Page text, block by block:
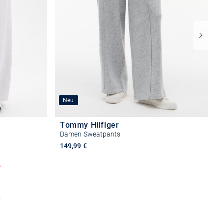
Neu
Tommy Hilfiger
Damen Sweatpants
149,99 €